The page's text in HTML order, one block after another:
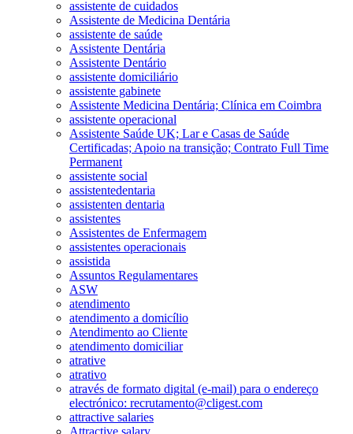
assistente de cuidados
Assistente de Medicina Dentária
assistente de saúde
Assistente Dentária
Assistente Dentário
assistente domiciliário
assistente gabinete
Assistente Medicina Dentária; Clínica em Coimbra
assistente operacional
Assistente Saúde UK; Lar e Casas de Saúde
Certificadas; Apoio na transição; Contrato Full Time
Permanent
assistente social
assistentedentaria
assistenten dentaria
assistentes
Assistentes de Enfermagem
assistentes operacionais
assistida
Assuntos Regulamentares
ASW
atendimento
atendimento a domicílio
Atendimento ao Cliente
atendimento domiciliar
atrative
atrativo
através de formato digital (e-mail) para o endereço
electrónico: recrutamento@cligest.com
attractive salaries
Attractive salary